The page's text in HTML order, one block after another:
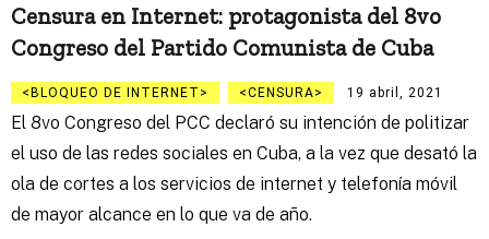
Censura en Internet: protagonista del 8vo
Congreso del Partido Comunista de Cuba
BLOQUEO DE INTERNET CENSURA 19 abril, 2021
El 8vo Congreso del PCC declaró su intención de politizar
el uso de las redes sociales en Cuba, a la vez que desató la
ola de cortes a los servicios de internet y telefonía móvil
de mayor alcance en lo que va de año.